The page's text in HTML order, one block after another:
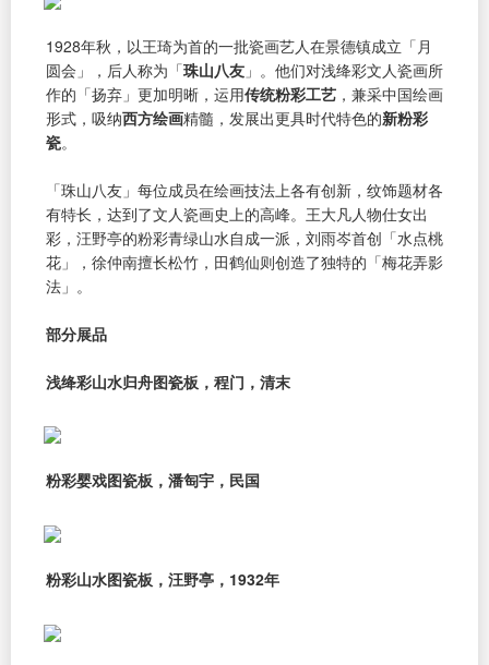
1928年秋，以王琦为首的一批瓷画艺人在景德镇成立「月
圆会」，后人称为「珠山八友 」。他们对浅绛彩文人瓷画所
作的「扬弃」更加明晰，运用传统粉彩工艺 ，兼采中国绘画
形式，吸纳西方绘画精髓，发展出更具时代特色的新粉彩
瓷。
「珠山八友」每位成员在绘画技法上各有创新，纹饰题材各
有特长，达到了文人瓷画史上的高峰。王大凡人物仕女出
彩，汪野亭的粉彩青绿山水自成一派，刘雨岑首创「水点桃
花」，徐仲南擅长松竹，田鹤仙则创造了独特的「梅花弄影
法」。
部分展品
浅绛彩山水归舟图瓷板，程门，清末
粉彩婴戏图瓷板，潘匋宇，民国
粉彩山水图瓷板，汪野亭，1932年